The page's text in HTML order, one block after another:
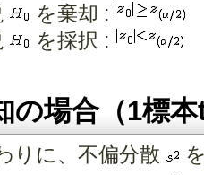
を棄却 :
を採択 :
の場合（1標
りに、不偏分散